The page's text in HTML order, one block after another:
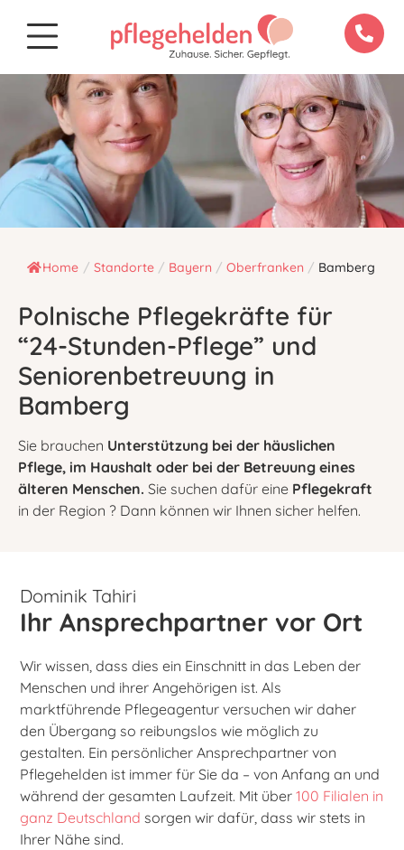
Home / Standorte / Bayern / Oberfranken / Bamberg
Polnische Pflegekräfte für
“24-Stunden-Pflege” und
Seniorenbetreuung in
Bamberg
Sie brauchen Unterstützung bei der häuslichen
Pflege, im Haushalt oder bei der Betreuung eines
älteren Menschen. Sie suchen dafür eine Pflegekraft
in der Region ? Dann können wir Ihnen sicher helfen.
Dominik Tahiri
Ihr Ansprechpartner vor Ort
Wir wissen, dass dies ein Einschnitt in das Leben der
Menschen und ihrer Angehörigen ist. Als
marktführende Pflegeagentur versuchen wir daher
den Übergang so reibungslos wie möglich zu
gestalten. Ein persönlicher Ansprechpartner von
Pflegehelden ist immer für Sie da – von Anfang an und
während der gesamten Laufzeit. Mit über100 Filialen in
ganz Deutschland sorgen wir dafür, dass wir stets in
Ihrer Nähe sind.